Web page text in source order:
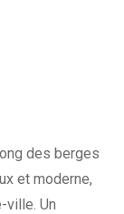
des berges
et moderne,
ville. Un